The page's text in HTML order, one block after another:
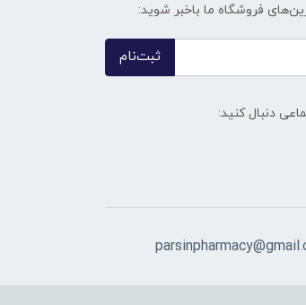
فروشگاه ما باخبر شوید:
ثبت‌نام
دنبال کنید: